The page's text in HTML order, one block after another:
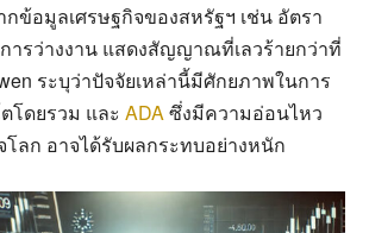
ข้อมูลเศรษฐกิจของสหรัฐฯ เช่น อัตรา
ารว่างงาน แสดงสัญญาณที่เลวร้ายกว่าที่
ระบุว่าปัจจัยเหล่านี้มีศักยภาพในการ
โดยรวม และ ADAซึ่งมีความอ่อนไหว
ลก อาจได้รับผลกระทบอย่างหนัก